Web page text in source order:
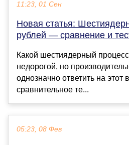
11:23, 01 Сен
Новая статья:
рублей — сравнение и
Какой шестиядерный
недорогой, но
однозначно ответить на
сравнительное те...
05:23, 08 Фев